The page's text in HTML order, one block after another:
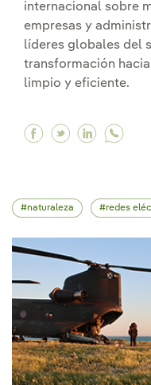
internacional sobre
empresas y
líderes globales del
transformación
limpio y eficiente.
Facebook
Twitter
naturaleza redes